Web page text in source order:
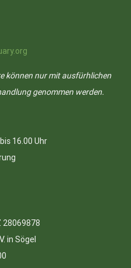
können nur mit ausfürhlichen
genommen werden.
16.00 Uhr
28069878
in Sögel